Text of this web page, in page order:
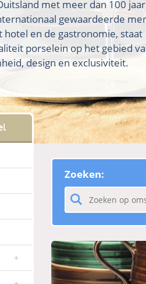
met meer dan 100 jaar
gewaardeerde
en de gastronomie, staat
porselein op het gebied
design en exclusiviteit.
Zoeken: